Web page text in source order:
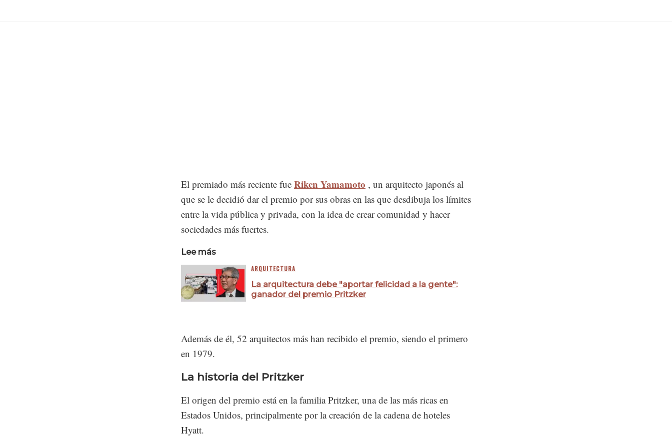
El premiado más reciente fue Riken Yamamoto , un arquitecto japonés al
que se le decidió dar el premio por sus obras en las que desdibuja los límites
entre la vida pública y privada, con la idea de crear comunidad y hacer
sociedades más fuertes.
Lee más
ARQUITECTURA
La arquitectura debe "aportar felicidad a la gente":
ganador del premio Pritzker
Además de él, 52 arquitectos más han recibido el premio, siendo el primero
en 1979.
La historia del Pritzker
El origen del premio está en la familia Pritzker, una de las más ricas en
Estados Unidos, principalmente por la creación de la cadena de hoteles
Hyatt.